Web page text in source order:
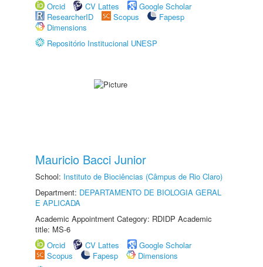
Orcid
CV Lattes
Google Scholar
ResearcherID
Scopus
Fapesp
Dimensions
Repositório Institucional UNESP
Mauricio Bacci Junior
School: Instituto de Biociências (Câmpus de Rio Claro)
Department: DEPARTAMENTO DE BIOLOGIA GERAL
E APLICADA
Academic Appointment Category: RDIDP Academic
title: MS-6
Orcid
CV Lattes
Google Scholar
Scopus
Fapesp
Dimensions